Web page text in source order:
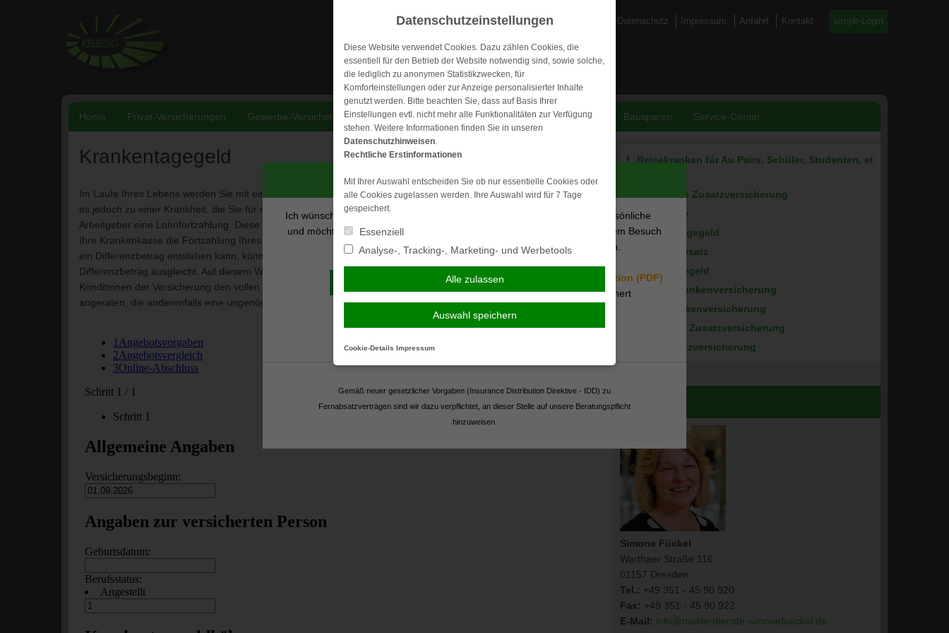
zum
Inhalt
Datenschutz Impressum Anfahrt Kontakt simplr-Login
Home Privat-Versicherungen Gewerbe-Versicherungen Krankenversicherungen Vorsorge & Kapital Bausparen Service-Center
Krankentagegeld
Im Laufe Ihres Lebens werden Sie mit einer Vielzahl von Krankheiten geplagt, die in der Regel gut verlaufen. Kommt
es jedoch zu einer Krankheit, die Sie für mehrere Tage oder gar Wochen an das Bett bindet, erhalten Sie von Ihrem
Arbeitgeber eine Lohnfortzahlung. Diese endet jedoch üblicherweise nach 42 Tagen. Ab diesem Zeitpunkt übernimmt
Ihre Krankenkasse die Fortzahlung Ihres Lohnes nach Maßgabe des jeweiligen Satzes. Da auf diesem Wege jedoch
ein Differenzbetrag entstehen kann, können Sie eine Krankentagegeldversicherung abschließen, die diesen
Differenzbetrag ausgleicht. Auf diesem Wege erhalten Sie für die Dauer der Krankheit und in Abhängigkeit der
Konditionen der Versicherung den vollen Lohnbetrag. Diese Versicherung ist auch insbesondere Selbstständigen
angeraten, die anderenfalls eine ungenügende finanzielle Absicherung im Krankheitsfall hätten.
Reisekranken für Au Pairs, Schüler, Studenten, et
Ambulante Zusatzversicherung
Dauerreise
Krankentagegeld
Krankenzusatz
Pflegetagegeld
Private Krankenversicherung
Reisekrankenversicherung
Stationäre Zusatzversicherung
Zahnzusatzversicherung
Kontakt
Simone Fückel
Warthaer Straße 116
01157 Dresden
Tel.: +49 351 - 45 90 920
Fax: +49 351 - 45 90 922
E-Mail: info@maklerdienste-simonefueckel.de
Persönliche Beratung gewünscht?
Ich wünsche eine persönliche Beratung
und möchte Kontakt mit einem Berater
aufnehmen.
Ich verzichte auf eine persönliche
Beratung und möchte mit dem Besuch
der Seite fortfahren.
Ich habe die
Erstinformation (PDF)
gelesen und gespeichert
Fortsetzen
Gemäß neuer gesetzlicher Vorgaben (Insurance Distribution Direktive - IDD) zu
Fernabsatzverträgen sind wir dazu verpflichtet, an dieser Stelle auf unsere Beratungspflicht
hinzuweisen.
Datenschutzeinstellungen
Diese Website verwendet Cookies. Dazu zählen Cookies, die
essentiell für den Betrieb der Website notwendig sind, sowie solche,
die lediglich zu anonymen Statistikzwecken, für
Komforteinstellungen oder zur Anzeige personalisierter Inhalte
genutzt werden. Bitte beachten Sie, dass auf Basis Ihrer
Einstellungen evtl. nicht mehr alle Funktionalitäten zur Verfügung
stehen. Weitere Informationen finden Sie in unseren
Datenschutzhinweisen.
Rechtliche Erstinformationen
Mit Ihrer Auswahl entscheiden Sie ob nur essentielle Cookies oder
alle Cookies zugelassen werden. Ihre Auswahl wird für 7 Tage
gespeichert.
Essenziell
Analyse-, Tracking-, Marketing- und Werbetools
Alle zulassen
Auswahl speichern
Cookie-Details Impressum